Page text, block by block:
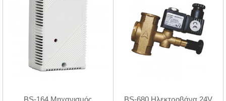
BS-164 Μηχανισμός BS-680 Ηλεκτροβάνα 24V